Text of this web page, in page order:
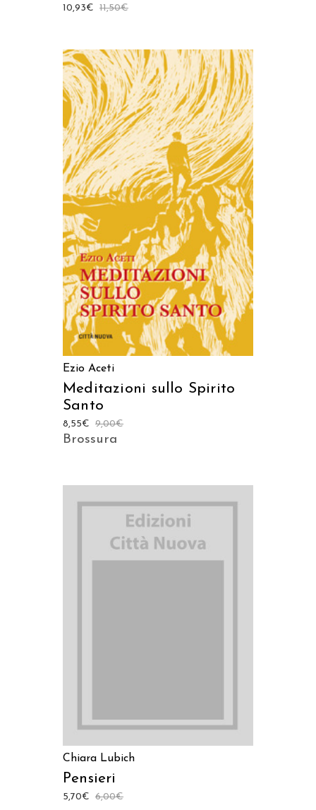
11,50€
10,93€
AGGIUNGI AL CARRELLO
Ezio Aceti
Meditazioni sullo Spirito
Santo
9,00€
8,55€
Brossura
Chiara Lubich
Pensieri
6,00€
5,70€